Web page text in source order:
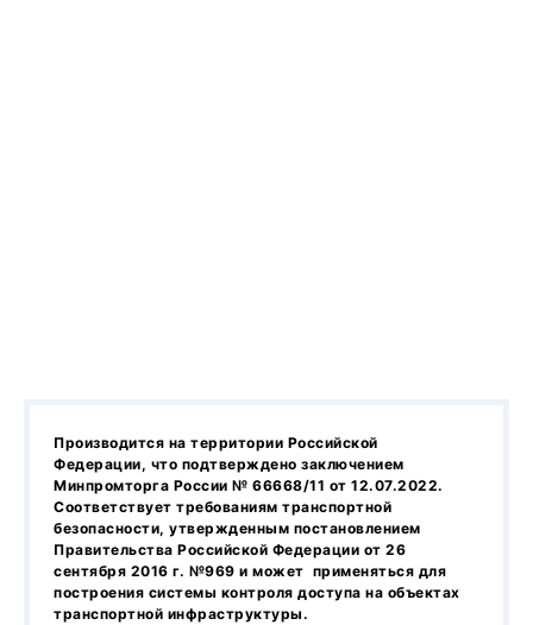
Производится на территории Российской
Федерации, что подтверждено заключением
Минпромторга России № 66668/11 от 12.07.2022.
Соответствует требованиям транспортной
безопасности, утвержденным постановлением
Правительства Российской Федерации от 26
сентября 2016 г. №969 и может применяться для
построения системы контроля доступа на объектах
транспортной инфраструктуры.